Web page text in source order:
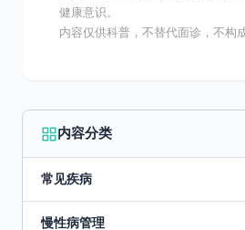
健康意识。
内容仅供科普，不替代面诊，不构
内容分类
常见疾病
慢性病管理